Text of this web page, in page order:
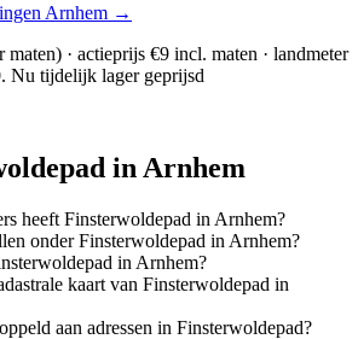
Arnhem →
· actieprijs €9 incl. maten · landmeter
Nu tijdelijk lager geprijsd
in Arnhem
heeft Finsterwoldepad in Arnhem?
onder Finsterwoldepad in Arnhem?
in Arnhem?
kaart van Finsterwoldepad in
aan adressen in Finsterwoldepad?